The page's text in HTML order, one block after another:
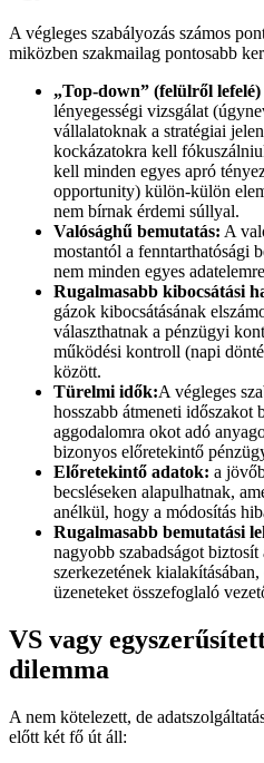
A végleges szabályozás számos
miközben szakmailag pontosabb
„Top-down” (felülről lefelé)
lényegességi vizsgálat
vállalatoknak a stratégiai
kockázatokra kell
kell minden egyes apró
opportunity) külön-külön
nem bírnak érdemi súllyal.
Valósághű bemutatás: A
mostantól a fenntarthatósági
nem minden egyes
Rugalmasabb kibocsátási
gázok kibocsátásának
választhatnak a pénzügyi
működési kontroll (napi
között.
Türelmi idők:A végleges
hosszabb átmeneti
aggodalomra okot adó
bizonyos előretekintő
Előretekintő adatok: a
becsléseken alapulhatnak,
anélkül, hogy a módosítás
Rugalmasabb bemutatási
nagyobb szabadságot
szerkezetének
üzeneteket összefoglaló
VS vagy
dilemma
A nem kötelezett, de
előtt két fő út áll: